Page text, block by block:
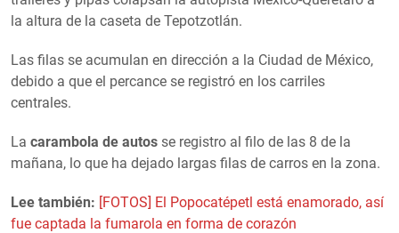
la altura de la caseta de Tepotzotlán.
Las filas se acumulan en dirección a la Ciudad de México,
debido a que el percance se registró en los carriles
centrales.
La carambola de autos se registro al filo de las 8 de la
mañana, lo que ha dejado largas filas de carros en la zona.
Lee también: [FOTOS] El Popocatépetl está enamorado, así
fue captada la fumarola en forma de corazón